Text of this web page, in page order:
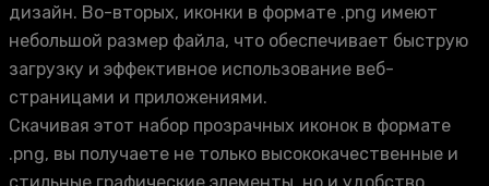
дизайн. Во-вторых, иконки в формате .png имеют
небольшой размер файла, что обеспечивает быструю
загрузку и эффективное использование веб-
страницами и приложениями.
Скачивая этот набор прозрачных иконок в формате
.png, вы получаете не только высококачественные и